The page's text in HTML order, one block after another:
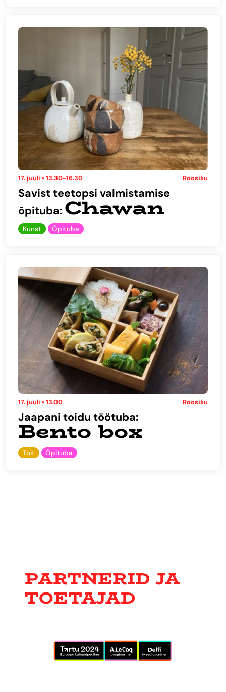
17. juuli • 13.30-16.30 Roosiku
Savist teetopsi valmistamise
õpituba: Chawan
Kunst Õpituba
17. juuli • 13.00 Roosiku
Jaapani toidu töötuba:
Bento box
Toit Õpituba
PARTNERID JA
TOETAJAD